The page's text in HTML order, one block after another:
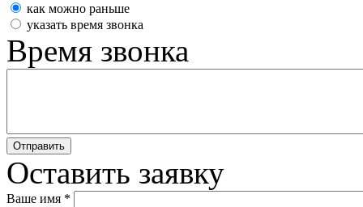
как можно раньше
указать время звонка
Время звонка
Оставить заявку
Ваше имя *